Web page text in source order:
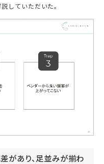
していただいた。
差があり、足並みが揃わ